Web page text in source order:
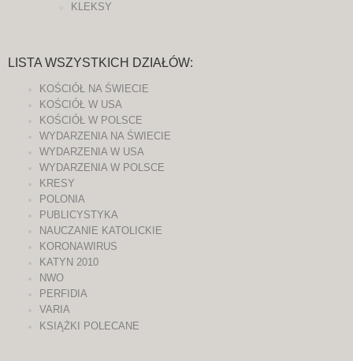
KLEKSY
LISTA WSZYSTKICH DZIAŁÓW:
KOŚCIÓŁ NA ŚWIECIE
KOŚCIÓŁ W USA
KOŚCIÓŁ W POLSCE
WYDARZENIA NA ŚWIECIE
WYDARZENIA W USA
WYDARZENIA W POLSCE
KRESY
POLONIA
PUBLICYSTYKA
NAUCZANIE KATOLICKIE
KORONAWIRUS
KATYN 2010
NWO
PERFIDIA
VARIA
KSIĄŻKI POLECANE